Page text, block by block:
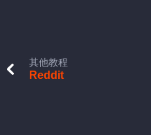
其他教程
Reddit